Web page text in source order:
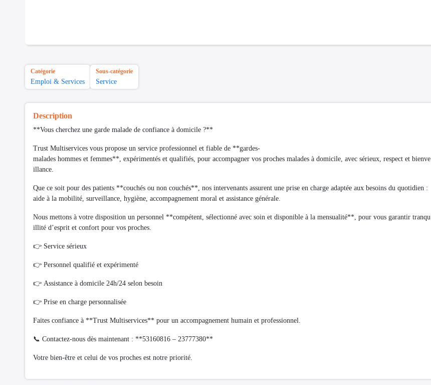
Catégorie
Emploi & Services
Sous-catégorie
Service
Description
**Vous cherchez une garde malade de confiance à domicile ?**
Trust Multiservices vous propose un service professionnel et fiable de **gardes-
malades hommes et femmes**, expérimentés et qualifiés, pour accompagner vos proches malades à domicile, avec sérieux, respect et bienve
illance.
Que ce soit pour des patients **couchés ou non couchés**, nos intervenants assurent une prise en charge adaptée aux besoins du quotidien :
aide à la mobilité, surveillance, hygiène, accompagnement moral et assistance générale.
Nous mettons à votre disposition un personnel **compétent, sélectionné avec soin et disponible à la mensualité**, pour vous garantir tranqu
illité d’esprit et confort pour vos proches.
👉 Service sérieux
👉 Personnel qualifié et expérimenté
👉 Assistance à domicile 24h/24 selon besoin
👉 Prise en charge personnalisée
Faites confiance à **Trust Multiservices** pour un accompagnement humain et professionnel.
📞 Contactez-nous dès maintenant : **53160816 – 23777380**
Votre bien-être et celui de vos proches est notre priorité.